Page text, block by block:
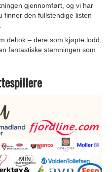
gjennomført, og vi har
finner den fullstendige listen
deltok – dere som kjøpte lodd,
fantastiske stemningen som